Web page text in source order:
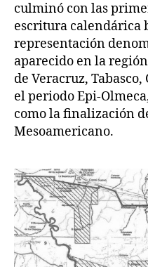
culminó con las
escritura calendárica
representación
aparecido en la
de Veracruz,
el periodo Epi-
como la finalización
Mesoamericano.